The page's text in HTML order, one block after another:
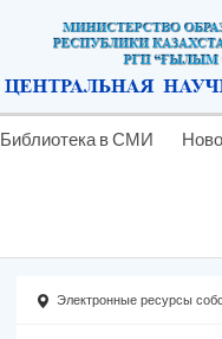
Библиотека в СМИ
Электронные ресурсы